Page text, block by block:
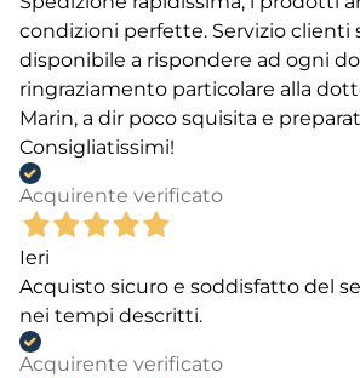
frutto-oligosaccaridi (FOS),
(MOS), estratto diYucca schidigera
solfato di condroitina e
selenio, zinco, rame e vitamina E.
L’azienda Brit Care è inoltre
rifiuta fermamente qualunque tipo
animali, è severamente contraria a
e non utilizza alcun tipo di
nuocere alla salute e al benessere
animali.
condizioni perfette. Servizio clienti
disponibile a rispondere ad ogni
ringraziamento particolare alla
Marin, a dir poco squisita e
Consigliatissimi!
Acquirente verificato
Ieri
Acquisto sicuro e soddisfatto del
nei tempi descritti.
Acquirente verificato